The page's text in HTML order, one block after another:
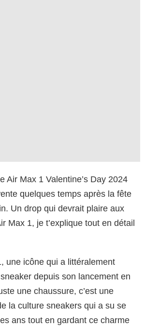
Air Max 1 Valentine’s Day 2024
quelques temps après la fête
Un drop qui devrait plaire aux
Max 1, je t’explique tout en détail
une icône qui a littéralement
depuis son lancement en
une chaussure, c’est une
la culture sneakers qui a su se
ans tout en gardant ce charme